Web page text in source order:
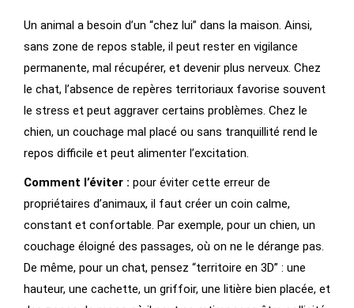
Un animal a besoin d’un “chez lui” dans la maison. Ainsi,
sans zone de repos stable, il peut rester en vigilance
permanente, mal récupérer, et devenir plus nerveux. Chez
le chat, l’absence de repères territoriaux favorise souvent
le stress et peut aggraver certains problèmes. Chez le
chien, un couchage mal placé ou sans tranquillité rend le
repos difficile et peut alimenter l’excitation.
Comment l’éviter : pour éviter cette erreur de
propriétaires d’animaux, il faut créer un coin calme,
constant et confortable. Par exemple, pour un chien, un
couchage éloigné des passages, où on ne le dérange pas.
De même, pour un chat, pensez “territoire en 3D” : une
hauteur, une cachette, un griffoir, une litière bien placée, et